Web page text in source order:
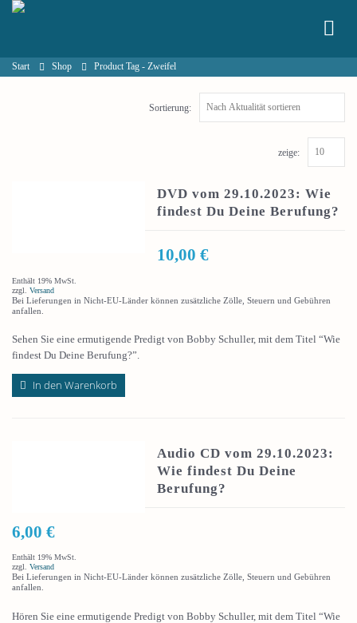
Start Shop Product Tag - Zweifel
Sortierung:
zeige:
DVD vom 29.10.2023: Wie
findest Du Deine Berufung?
10,00€
Enthält 19% MwSt.
zzgl. Versand
Bei Lieferungen in Nicht-EU-Länder können zusätzliche Zölle, Steuern und Gebühren
anfallen.
Sehen Sie eine ermutigende Predigt von Bobby Schuller, mit dem Titel “Wie
findest Du Deine Berufung?”.
In den Warenkorb
Audio CD vom 29.10.2023:
Wie findest Du Deine
Berufung?
6,00 €
Enthält 19% MwSt.
zzgl. Versand
Bei Lieferungen in Nicht-EU-Länder können zusätzliche Zölle, Steuern und Gebühren
anfallen.
Hören Sie eine ermutigende Predigt von Bobby Schuller, mit dem Titel “Wie